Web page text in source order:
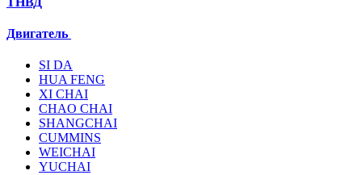
Двигатель
SI DA
HUA FENG
XI CHAI
CHAO CHAI
SHANGCHAI
CUMMINS
WEICHAI
YUCHAI